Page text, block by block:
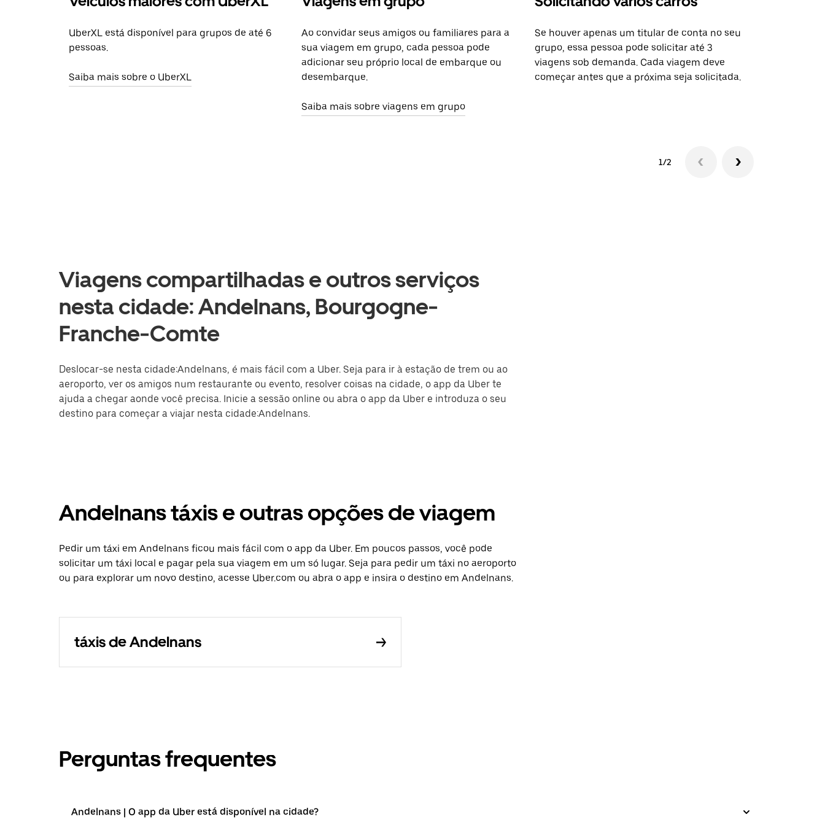
UberXL está disponível para grupos de até 6
pessoas.
Saiba mais sobre o UberXL
Ao convidar seus amigos ou familiares para a
sua viagem em grupo, cada pessoa pode
adicionar seu próprio local de embarque ou
desembarque.
Saiba mais sobre viagens em grupo
Se houver apenas um titular de conta no seu
grupo, essa pessoa pode solicitar até 3
viagens sob demanda. Cada viagem deve
começar antes que a próxima seja solicitada.
1/2
Viagens compartilhadas e outros serviços
nesta cidade: Andelnans, Bourgogne-
Franche-Comte
Deslocar-se nesta cidade:Andelnans, é mais fácil com a Uber. Seja para ir à estação de trem ou ao
aeroporto, ver os amigos num restaurante ou evento, resolver coisas na cidade, o app da Uber te
ajuda a chegar aonde você precisa. Inicie a sessão online ou abra o app da Uber e introduza o seu
destino para começar a viajar nesta cidade:Andelnans.
Andelnans táxis e outras opções de viagem
Pedir um táxi em Andelnans ficou mais fácil com o app da Uber. Em poucos passos, você pode
solicitar um táxi local e pagar pela sua viagem em um só lugar. Seja para pedir um táxi no aeroporto
ou para explorar um novo destino, acesse Uber.com ou abra o app e insira o destino em Andelnans.
táxis de Andelnans
Perguntas frequentes
Andelnans | O app da Uber está disponível na cidade?